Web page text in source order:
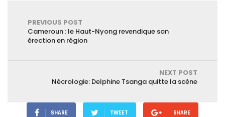
PREVIOUS POST
Cameroun : le Haut-Nyong revendique son
érection en région
NEXT POST
Nécrologie: Delphine Tsanga quitte la scène
SHARE TWEET SHARE